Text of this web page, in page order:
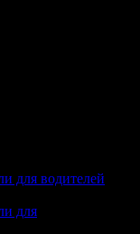
для водителей
для